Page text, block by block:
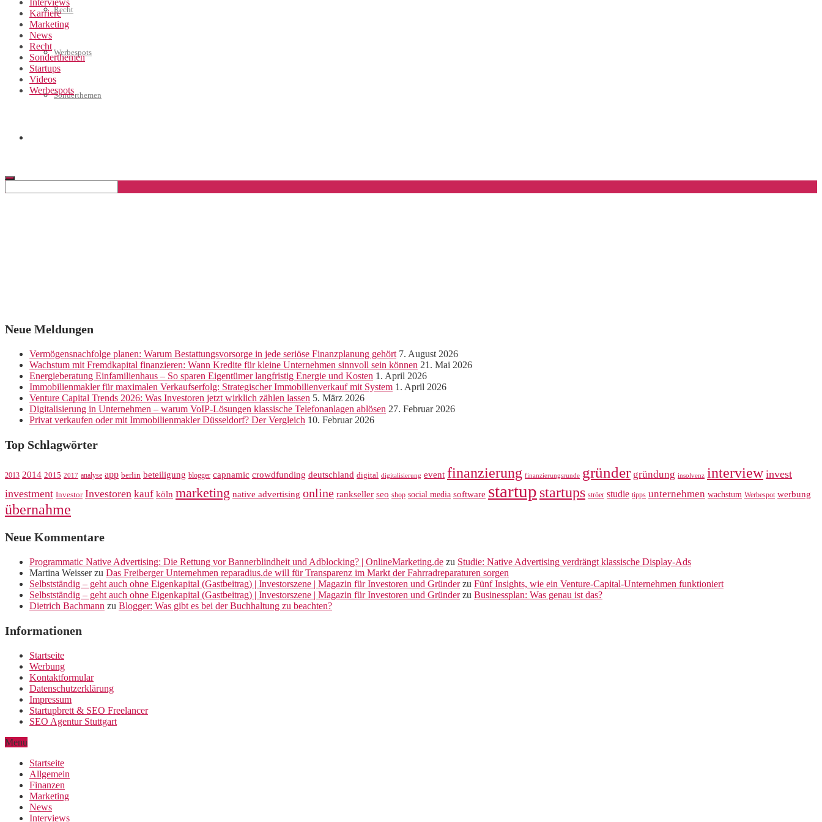
Recht
Werbespots
Sonderthemen
Interviews
Karriere
Marketing
News
Recht
Sonderthemen
Startups
Videos
Werbespots
Neue Meldungen
Vermögensnachfolge planen: Warum Bestattungsvorsorge in jede seriöse Finanzplanung gehört 7. August 2026
Wachstum mit Fremdkapital finanzieren: Wann Kredite für kleine Unternehmen sinnvoll sein können 21. Mai 2026
Energieberatung Einfamilienhaus – So sparen Eigentümer langfristig Energie und Kosten 1. April 2026
Immobilienmakler für maximalen Verkaufserfolg: Strategischer Immobilienverkauf mit System 1. April 2026
Venture Capital Trends 2026: Was Investoren jetzt wirklich zählen lassen 5. März 2026
Digitalisierung in Unternehmen – warum VoIP-Lösungen klassische Telefonanlagen ablösen 27. Februar 2026
Privat verkaufen oder mit Immobilienmakler Düsseldorf? Der Vergleich 10. Februar 2026
Top Schlagwörter
2013 2014 2015 2017 analyse app berlin beteiligung blogger capnamic crowdfunding deutschland digital digitalisierung event finanzierung finanzierungsrunde gründer gründung insolvenz interview invest
investment Investor Investoren kauf köln marketing native advertising online rankseller seo shop social media software startup startups ströer studie tipps unternehmen wachstum Werbespot werbung
übernahme
Neue Kommentare
Programmatic Native Advertising: Die Rettung vor Bannerblindheit und Adblocking? | OnlineMarketing.de zu Studie: Native Advertising verdrängt klassische Display-Ads
Martina Weisserzu Das Freiberger Unternehmen reparadius.de will für Transparenz im Markt der Fahrradreparaturen sorgen
Selbstständig – geht auch ohne Eigenkapital (Gastbeitrag) | Investorszene | Magazin für Investoren und Gründerzu Fünf Insights, wie ein Venture-Capital-Unternehmen funktioniert
Selbstständig – geht auch ohne Eigenkapital (Gastbeitrag) | Investorszene | Magazin für Investoren und Gründerzu Businessplan: Was genau ist das?
Dietrich Bachmann zu Blogger: Was gibt es bei der Buchhaltung zu beachten?
Informationen
Startseite
Werbung
Kontaktformular
Datenschutzerklärung
Impressum
Startupbrett & SEO Freelancer
SEO Agentur Stuttgart
Menu
Startseite
Allgemein
Finanzen
Marketing
News
Interviews